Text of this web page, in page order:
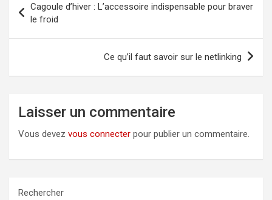
de
l’article
Cagoule d’hiver : L’accessoire indispensable pour braver
le froid
Ce qu’il faut savoir sur le netlinking
Laisser un commentaire
Vous devez vous connecter pour publier un commentaire.
Rechercher